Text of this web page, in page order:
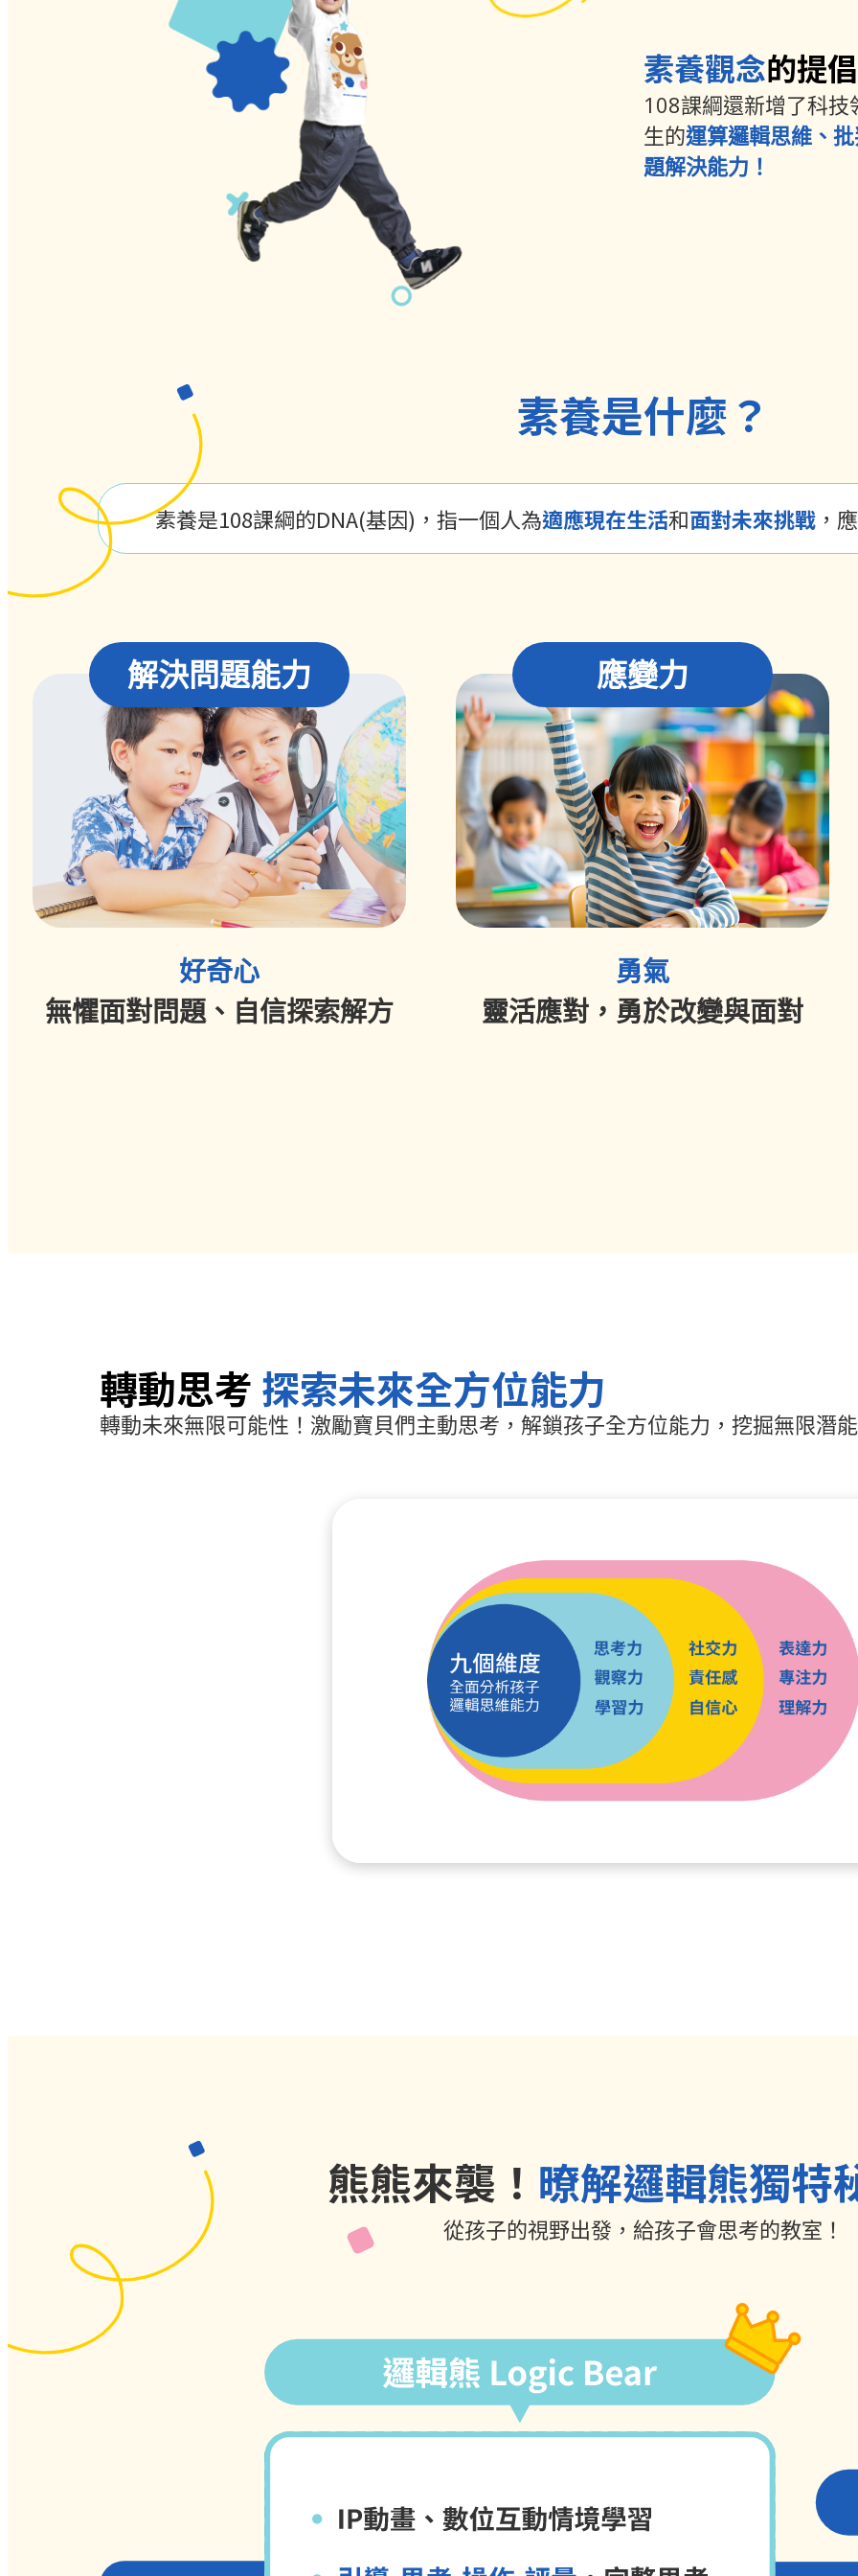
素養觀念的提倡
108課綱還新增了科
生的運算邏輯思維、
題解決能力！
素養是什麼？
素養是108課綱的DNA(基因)，指一個人為適應現在生活和面對未來挑戰 ，
好奇心
無懼面對問題、自信探索解方
解決問題能力
勇氣
靈活應對，勇於改變與面對
應變力
轉動思考 探索未來全方位能力
轉動未來無限可能性！激勵寶貝們主動思考，解鎖孩子全方位能力，挖掘無限潛
熊熊來襲！ 暸解邏輯熊獨特
從孩子的視野出發，給孩子會思考的教室！
貝思熊優勢
從孩子的視野出發，給孩子會思考的教室！引導-思考-操作-
教具個別化，生活校園皆應用！精緻小班6-8人。導學式授
考。親和、熱情、會引導、會提問。